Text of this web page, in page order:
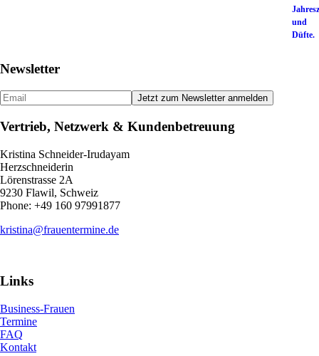
Newsletter
Vertrieb, Netzwerk & Kundenbetreuung
Kristina Schneider-Irudayam
Herzschneiderin
Lörenstrasse 2A
9230 Flawil, Schweiz
Phone: +49 160 97991877
kristina@frauentermine.de
Links
Business-Frauen
Termine
FAQ
Kontakt